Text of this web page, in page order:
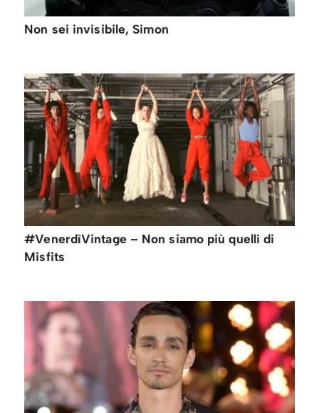
Non sei invisibile, Simon
#VenerdìVintage – Non siamo più quelli di
Misfits